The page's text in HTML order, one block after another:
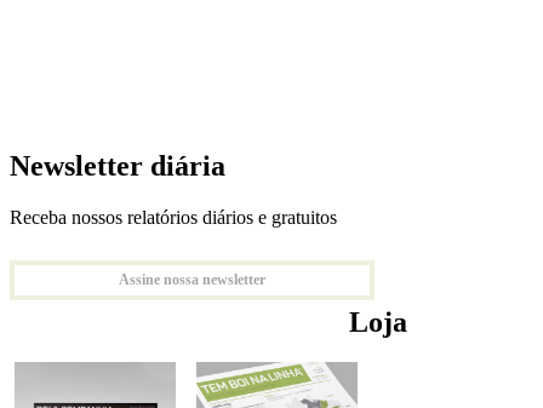
Newsletter diária
Receba nossos relatórios diários e gratuitos
Assine nossa newsletter
Loja